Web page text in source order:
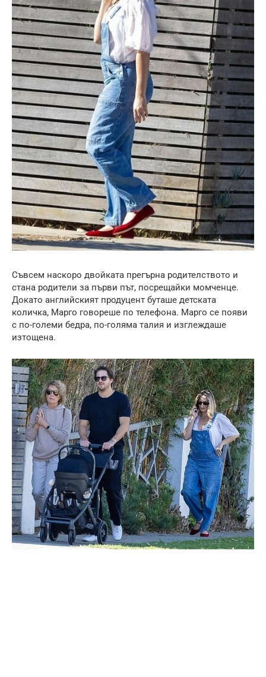
Съвсем наскоро двойката прегърна родителството и
стана родители за първи път, посрещайки момченце.
Докато английският продуцент буташе детската
количка, Марго говореше по телефона. Марго се появи
с по-големи бедра, по-голяма талия и изглеждаше
изтощена.